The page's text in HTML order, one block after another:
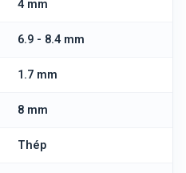
4 mm
6.9 - 8.4 mm
1.7 mm
8 mm
Thép